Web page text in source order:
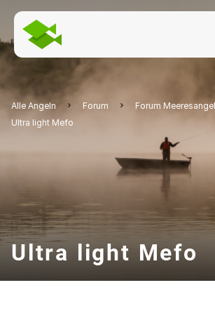
Alle Angeln Forum
Forum
Ultra light Mefo
Ultra light Mefo